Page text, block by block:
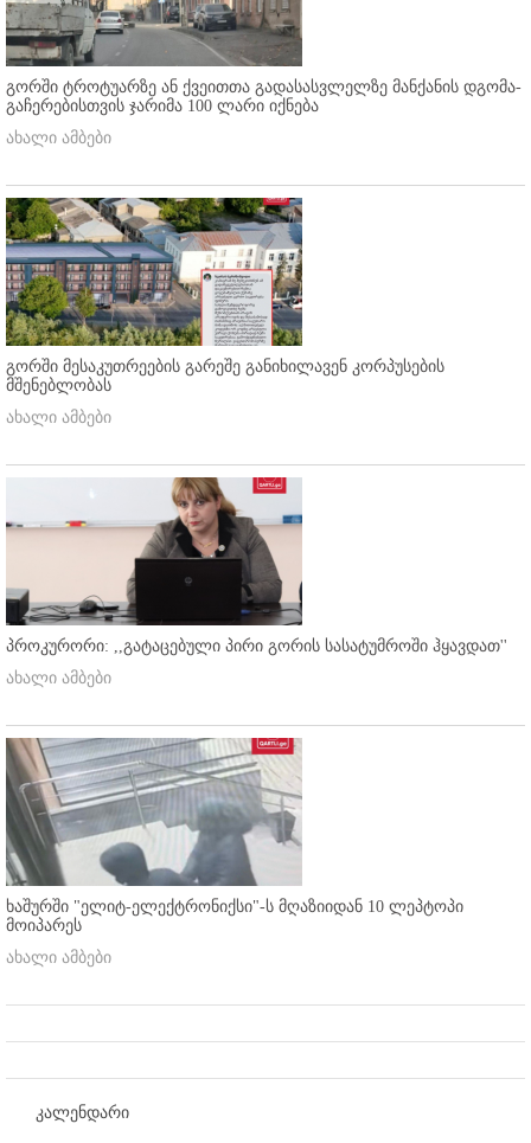
გორში ტროტუარზე ან ქვეითთა გადასასვლელზე მანქანის დგომა-
გაჩერებისთვის ჯარიმა 100 ლარი იქნება
ახალი ამბები
გორში მესაკუთრეების გარეშე განიხილავენ კორპუსების
მშენებლობას
ახალი ამბები
პროკურორი: ,,გატაცებული პირი გორის სასატუმროში ჰყავდათ''
ახალი ამბები
ხაშურში "ელიტ-ელექტრონიქსი"-ს მღაზიიდან 10 ლეპტოპი
მოიპარეს
ახალი ამბები
კალენდარი